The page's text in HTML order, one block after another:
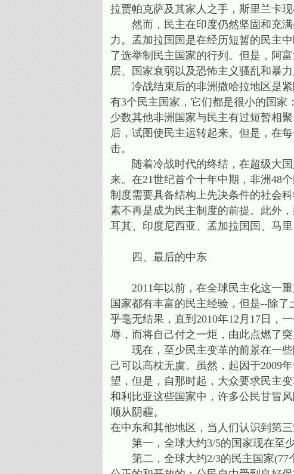
拉贾帕克萨及其家人之手，斯里兰卡
然而，民主在印度仍然坚固和充满
力。孟加拉国国是在经历短暂的民主
了选举制民主国家的行列。但是，阿
层、国家衰弱以及恐怖主义骚乱和暴力
冷战结束后的非洲撒哈拉地区是紧
有3个民主国家，它们都是很小的国家
少数其他非洲国家与民主有过短暂相
后，试图使民主运转起来。但是，在
击。
随着冷战时代的终结，在超级大国
来。在21世纪首个十年中期，非洲48
制度需要具备结构上先决条件的社会
素不再是成为民主制度的前提。此外
耳其、印度尼西亚、孟加拉国国、马里
四、最后的中东
2011年以前，在全球民主化这一重
国家都有丰富的民主经验，但是--除
乎毫无结果，直到2010年12月17日，
辱，而将自己付之一炬，由此点燃了突
现在，至少民主变革的前景在一些
己可以高枕无虞。虽然，起因于2009
望，但是，自那时起，大众要求民主
和利比亚这些国家中，许多公民甘冒
顺从阴霾。
在中东和其他地区，当人们认识到第
第一，全球大约3/5的国家现在至少
第二，全球大约2/3的民主国家(77